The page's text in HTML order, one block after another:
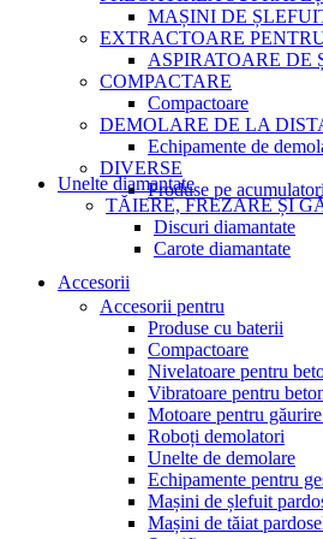
MAȘINI DE
EXTRACTOARE
ASPIRATOARE DE
COMPACTARE
Compactoare
DEMOLARE DE LA
Echipamente de
DIVERSE
Produse pe acumulatori
Unelte diamantate
TĂIERE, FREZARE ȘI
Discuri diamantate
Carote diamantate
Accesorii
Accesorii pentru
Produse cu baterii
Compactoare
Nivelatoare pentru
Vibratoare pentru
Motoare pentru
Roboți demolatori
Unelte de demolare
Echipamente pentru
Mașini de șlefuit
Mașini de tăiat